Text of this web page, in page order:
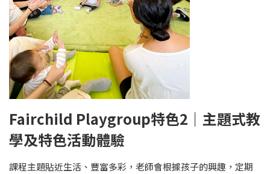
Fairchild Playgroup特色2 ｜ 主題式教
學及特色活動體驗
課程主題貼近生活、豐富多彩，老師會根據孩子的興趣，定期